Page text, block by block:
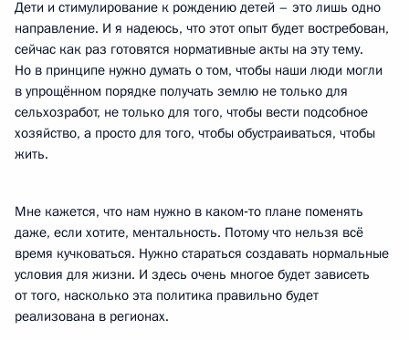
Дети и стимулирование к рождению детей – это лишь одно
направление. И я надеюсь, что этот опыт будет востребован,
сейчас как раз готовятся нормативные акты на эту тему.
Но в принципе нужно думать о том, чтобы наши люди могли
в упрощённом порядке получать землю не только для
сельхозработ, не только для того, чтобы вести подсобное
хозяйство, а просто для того, чтобы обустраиваться, чтобы
жить.
Мне кажется, что нам нужно в каком‑то плане поменять
даже, если хотите, ментальность. Потому что нельзя всё
время кучковаться. Нужно стараться создавать нормальные
условия для жизни. И здесь очень многое будет зависеть
от того, насколько эта политика правильно будет
реализована в регионах.